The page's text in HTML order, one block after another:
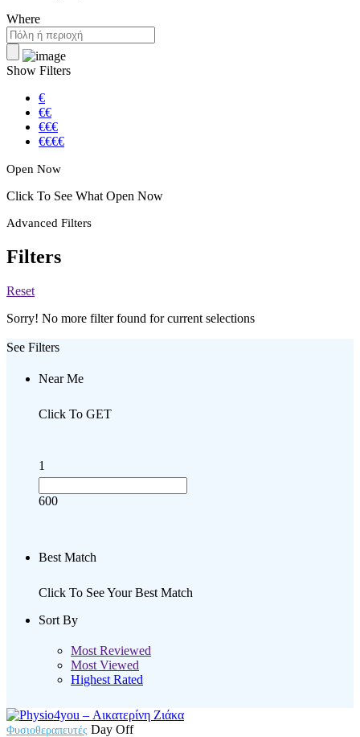
Where
Show Filters
€
€€
€€€
€€€€
Open Now
Click To See What Open Now
Advanced Filters
Filters
Reset
Sorry! No more filter found for current selections
See Filters
Near Me
Click To GET
1
600
Best Match
Click To See Your Best Match
Sort By
Most Reviewed
Most Viewed
Highest Rated
Φυσιοθεραπευτές Day Off